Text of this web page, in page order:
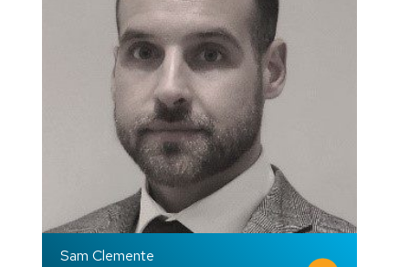
Sam Clemente